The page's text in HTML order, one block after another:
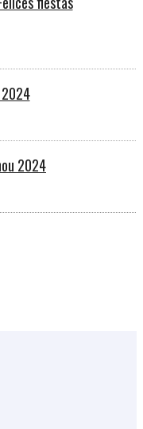
2024